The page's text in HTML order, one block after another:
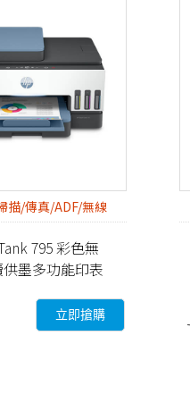
描/傳真/ADF/無線
795 彩色無
墨多功能印表
立即搶購